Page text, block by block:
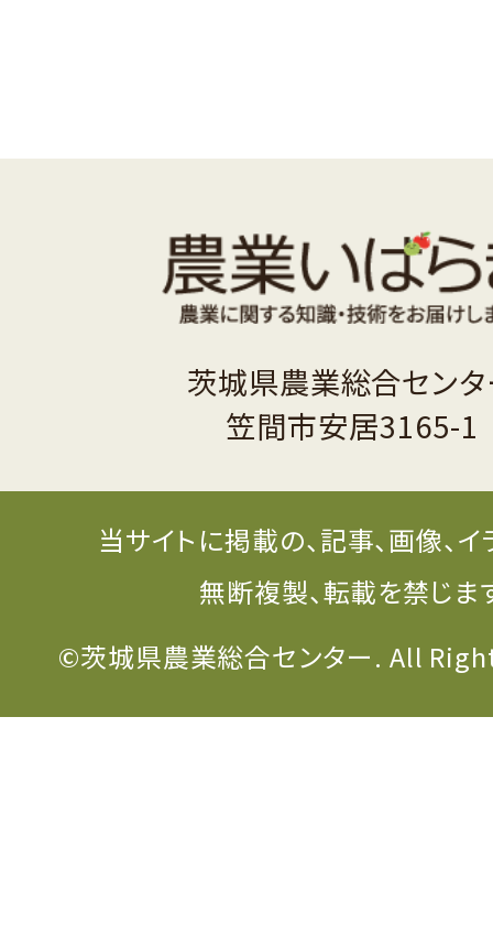
茨城県農業総合セン
笠間市安居3165-1
当サイトに掲載の、記事、画像、
無断複製、転載を禁じま
©茨城県農業総合センター. All